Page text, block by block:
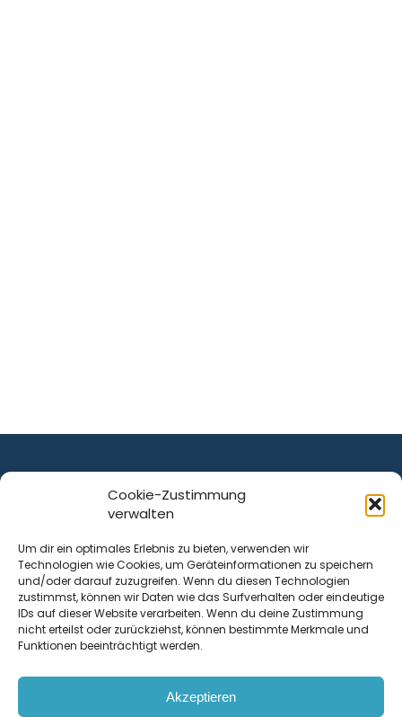
Cookie-Zustimmung
verwalten
Um dir ein optimales Erlebnis zu bieten, verwenden wir
Technologien wie Cookies, um Geräteinformationen zu speichern
und/oder darauf zuzugreifen. Wenn du diesen Technologien
zustimmst, können wir Daten wie das Surfverhalten oder eindeutige
IDs auf dieser Website verarbeiten. Wenn du deine Zustimmung
nicht erteilst oder zurückziehst, können bestimmte Merkmale und
Funktionen beeinträchtigt werden.
Akzeptieren
ist ein Service von
Krenn Real GmbH
Tischlerstraße 12
4050Traun| Österreich
Kontakt